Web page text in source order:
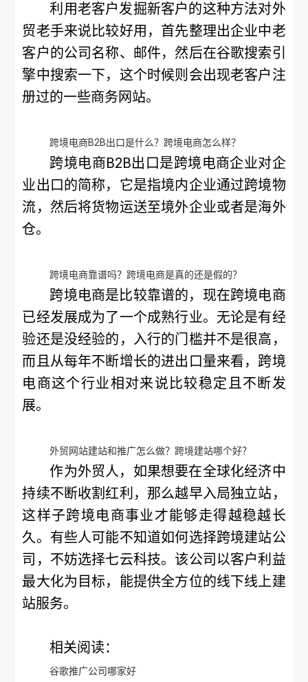
利用老客户发掘新客户的这种方法对外
贸老手来说比较好用，首先整理出企业中老
客户的公司名称、邮件，然后在谷歌搜索引
擎中搜索一下，这个时候则会出现老客户注
册过的一些商务网站。
跨境电商B2B出口是什么？跨境电商怎么样？
跨境电商B2B出口是跨境电商企业对企
业出口的简称，它是指境内企业通过跨境物
流，然后将货物运送至境外企业或者是海外
仓。
跨境电商靠谱吗？跨境电商是真的还是假的？
跨境电商是比较靠谱的，现在跨境电商
已经发展成为了一个成熟行业。无论是有经
验还是没经验的，入行的门槛并不是很高，
而且从每年不断增长的进出口量来看，跨境
电商这个行业相对来说比较稳定且不断发
展。
外贸网站建站和推广怎么做？跨境建站哪个好？
作为外贸人，如果想要在全球化经济中
持续不断收割红利，那么越早入局独立站，
这样子跨境电商事业才能够走得越稳越长
久。有些人可能不知道如何选择跨境建站公
司，不妨选择七云科技。该公司以客户利益
最大化为目标，能提供全方位的线下线上建
站服务。
相关阅读：
谷歌推广公司哪家好